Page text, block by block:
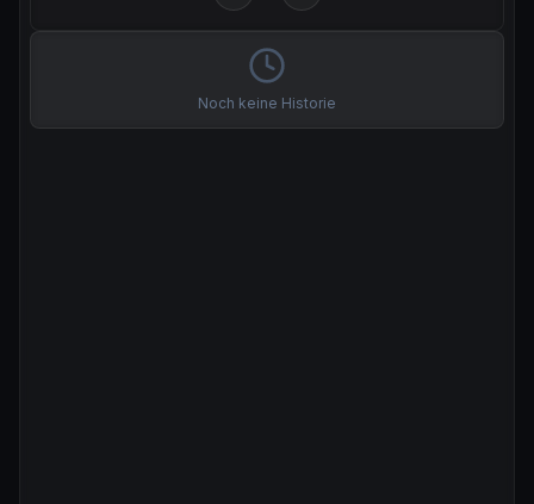
Noch keine Historie